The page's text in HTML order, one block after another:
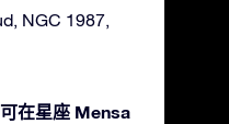
NGC 1987,
在星座 Mensa